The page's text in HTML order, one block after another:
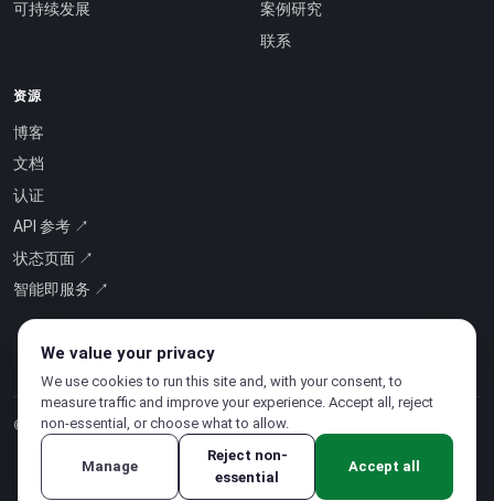
可持续发展
案例研究
联系
资源
博客
文档
认证
API 参考 ↗
状态页面 ↗
智能即服务 ↗
© 2026 CloudSigma Holding AG.版权所有.
隐私政策·服务条款
We value your privacy
We use cookies to run this site and, with your consent, to
measure traffic and improve your experience. Accept all, reject
non-essential, or choose what to allow.
Manage
Reject non-
essential
Accept all